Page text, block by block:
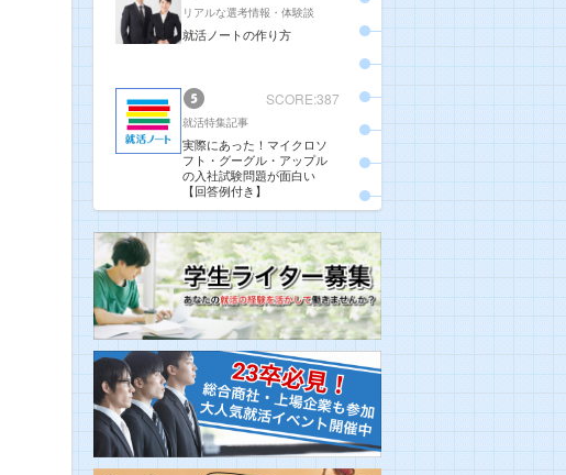
リアルな選考情報・体験談
就活ノートの作り方
SCORE:387
就活特集記事
実際にあった！マイクロソ
フト・グーグル・アップル
の入社試験問題が面白い
【回答例付き】